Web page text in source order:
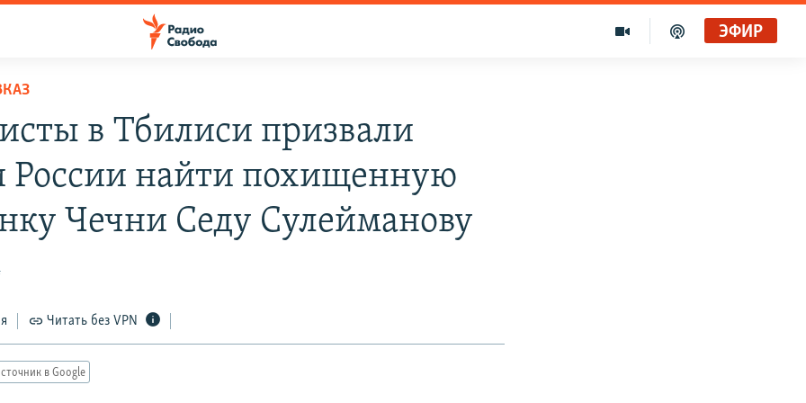
ЭФИР
в Тбилиси призвали
России найти похищенную
Чечни Седу Сулейманову
Читать без VPN
в Google